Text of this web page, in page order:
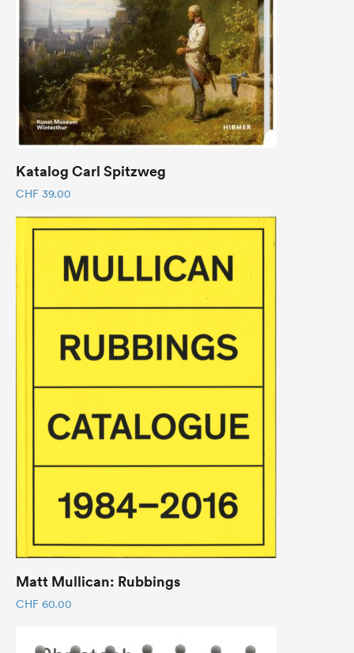
Katalog Carl Spitzweg
CHF 39.00
Matt Mullican: Rubbings
CHF 60.00